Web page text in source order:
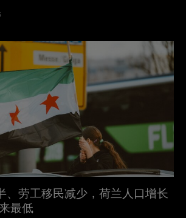
、劳工移民减少，荷兰人口增长
最低